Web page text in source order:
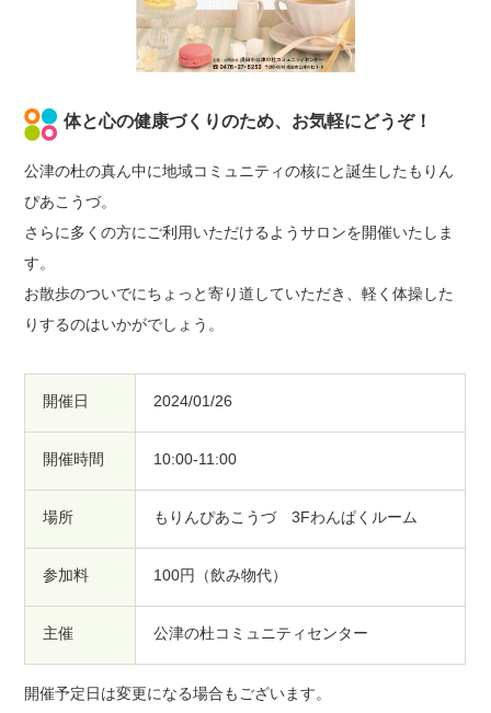
体と心の健康づくりのため、お気軽にどうぞ！
公津の杜の真ん中に地域コミュニティの核にと誕生したもりん
ぴあこうづ。
さらに多くの方にご利用いただけるようサロンを開催いたしま
す。
お散歩のついでにちょっと寄り道していただき、軽く体操した
りするのはいかがでしょう。
開催日 2024/01/26
開催時間 10:00-11:00
場所 もりんぴあこうづ 3Fわんぱくルーム
参加料 100円（飲み物代）
主催 公津の杜コミュニティセンター
開催予定日は変更になる場合もございます。